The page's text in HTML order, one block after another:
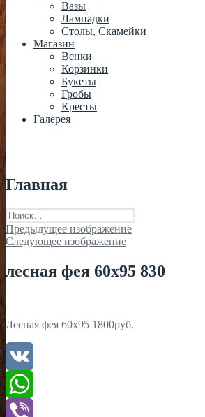
Вазы
Лампадки
Столы, Скамейки
Магазин
Венки
Корзинки
Букеты
Гробы
Кресты
Галерея
Главная
Найти:
Предыдущее изображение
Следующее изображение
лесная фея 60х95 830
Лесная фея 60х95 1800руб.
VK
WhatsApp